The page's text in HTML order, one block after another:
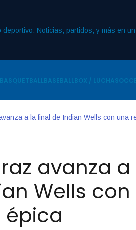
BASQUETBALLBASEBALLBOX / LUCHA
a la final de Indian Wells con una
avanza a
Wells